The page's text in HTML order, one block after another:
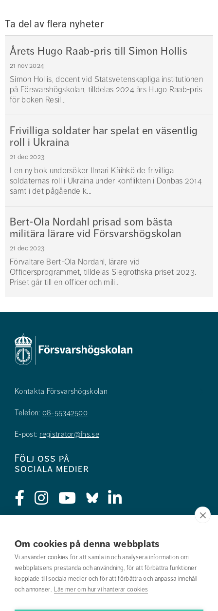
Om cookies på denna webbplats
Vi använder cookies för att samla in och analysera information om
webbplatsens prestanda och användning, för att förbättra funktioner
kopplade till sociala medier och för att förbättra och anpassa innehåll
och annonser. Läs mer om hur vi hanterar cookies
Ta del av flera nyheter
Årets Hugo Raab-pris till Simon Hollis
21 nov 2024
Simon Hollis, docent vid Statsvetenskapliga institutionen
på Försvarshögskolan, tilldelas 2024 års Hugo Raab-pris
för boken Resil...
Frivilliga soldater har spelat en väsentlig
roll i Ukraina
21 dec 2023
I en ny bok undersöker Ilmari Käihkö de frivilliga
soldaternas roll i Ukraina under konflikten i Donbas 2014
samt i det pågående k...
Bert-Ola Nordahl prisad som bästa
militära lärare vid Försvarshögskolan
21 dec 2023
Förvaltare Bert-Ola Nordahl, lärare vid
Officersprogrammet, tilldelas Siegrothska priset 2023.
Priset går till en officer och mili...
Kontakta Försvarshögskolan
Telefon: 08-55342500
E-post: registrator@fhs.se
Följ oss på
sociala medier
Jobba hos oss
Nyhetsbrev
Om webbplatsen